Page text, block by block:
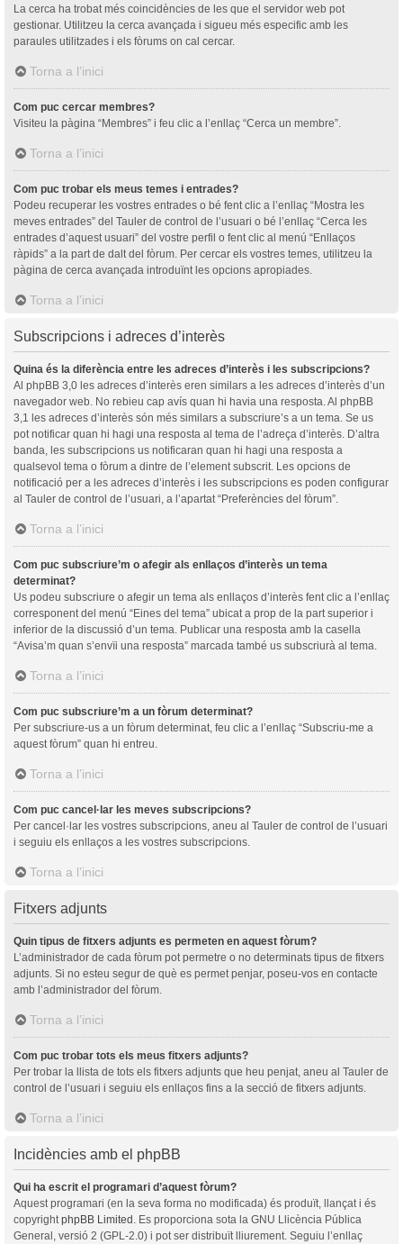
La cerca ha trobat més coincidències de les que el servidor web pot
gestionar. Utilitzeu la cerca avançada i sigueu més especific amb les
paraules utilitzades i els fòrums on cal cercar.
Torna a l’inici
Com puc cercar membres?
Visiteu la pàgina “Membres” i feu clic a l’enllaç “Cerca un membre”.
Torna a l’inici
Com puc trobar els meus temes i entrades?
Podeu recuperar les vostres entrades o bé fent clic a l’enllaç “Mostra les
meves entrades” del Tauler de control de l’usuari o bé l’enllaç “Cerca les
entrades d’aquest usuari” del vostre perfil o fent clic al menú “Enllaços
ràpids” a la part de dalt del fòrum. Per cercar els vostres temes, utilitzeu la
pàgina de cerca avançada introduïnt les opcions apropiades.
Torna a l’inici
Subscripcions i adreces d’interès
Quina és la diferència entre les adreces d’interès i les subscripcions?
Al phpBB 3,0 les adreces d’interès eren similars a les adreces d’interès d’un
navegador web. No rebieu cap avís quan hi havia una resposta. Al phpBB
3,1 les adreces d’interès són més similars a subscriure’s a un tema. Se us
pot notificar quan hi hagi una resposta al tema de l’adreça d’interès. D’altra
banda, les subscripcions us notificaran quan hi hagi una resposta a
qualsevol tema o fòrum a dintre de l’element subscrit. Les opcions de
notificació per a les adreces d’interès i les subscripcions es poden configurar
al Tauler de control de l’usuari, a l’apartat “Preferències del fòrum”.
Torna a l’inici
Com puc subscriure’m o afegir als enllaços d’interès un tema
determinat?
Us podeu subscriure o afegir un tema als enllaços d’interès fent clic a l’enllaç
corresponent del menú “Eines del tema” ubicat a prop de la part superior i
inferior de la discussió d’un tema. Publicar una resposta amb la casella
“Avisa’m quan s’envïi una resposta” marcada també us subscriurà al tema.
Torna a l’inici
Com puc subscriure’m a un fòrum determinat?
Per subscriure-us a un fòrum determinat, feu clic a l’enllaç “Subscriu-me a
aquest fòrum” quan hi entreu.
Torna a l’inici
Com puc cancel·lar les meves subscripcions?
Per cancel·lar les vostres subscripcions, aneu al Tauler de control de l’usuari
i seguiu els enllaços a les vostres subscripcions.
Torna a l’inici
Fitxers adjunts
Quin tipus de fitxers adjunts es permeten en aquest fòrum?
L’administrador de cada fòrum pot permetre o no determinats tipus de fitxers
adjunts. Si no esteu segur de què es permet penjar, poseu-vos en contacte
amb l’administrador del fòrum.
Torna a l’inici
Com puc trobar tots els meus fitxers adjunts?
Per trobar la llista de tots els fitxers adjunts que heu penjat, aneu al Tauler de
control de l’usuari i seguiu els enllaços fins a la secció de fitxers adjunts.
Torna a l’inici
Incidències amb el phpBB
Qui ha escrit el programari d’aquest fòrum?
Aquest programari (en la seva forma no modificada) és produït, llançat i és
copyright phpBB Limited . Es proporciona sota la GNU Llicència Pública
General, versió 2 (GPL-2.0) i pot ser distribuït lliurement. Seguiu l’enllaç